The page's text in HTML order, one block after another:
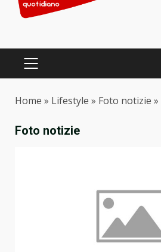
PRIMARY
Home » Lifestyle » Foto notizie »
Foto notizie